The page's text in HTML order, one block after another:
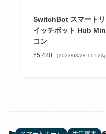
SwitchBot スマート
イッチボット Hub
コン
¥5,480 （2023/03/28 11:52時